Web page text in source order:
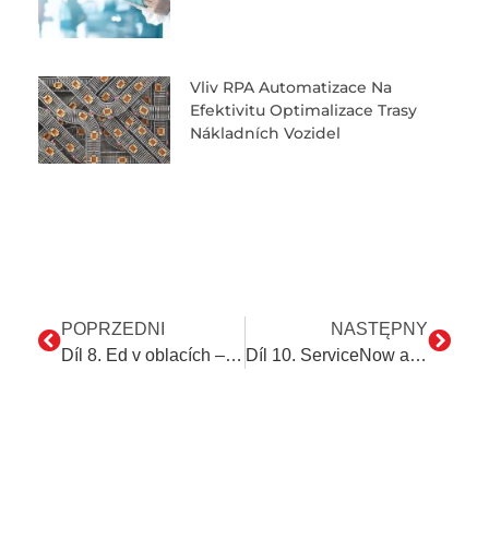
Vliv RPA Automatizace Na
Efektivitu Optimalizace Trasy
Nákladních Vozidel
POPRZEDNI
Díl 8. Ed v oblacích – NetSuite jako příklad automatizace cloudových ERP systémů
NASTĘPNY
Díl 10. ServiceNow a dress code – Mají něco společného?